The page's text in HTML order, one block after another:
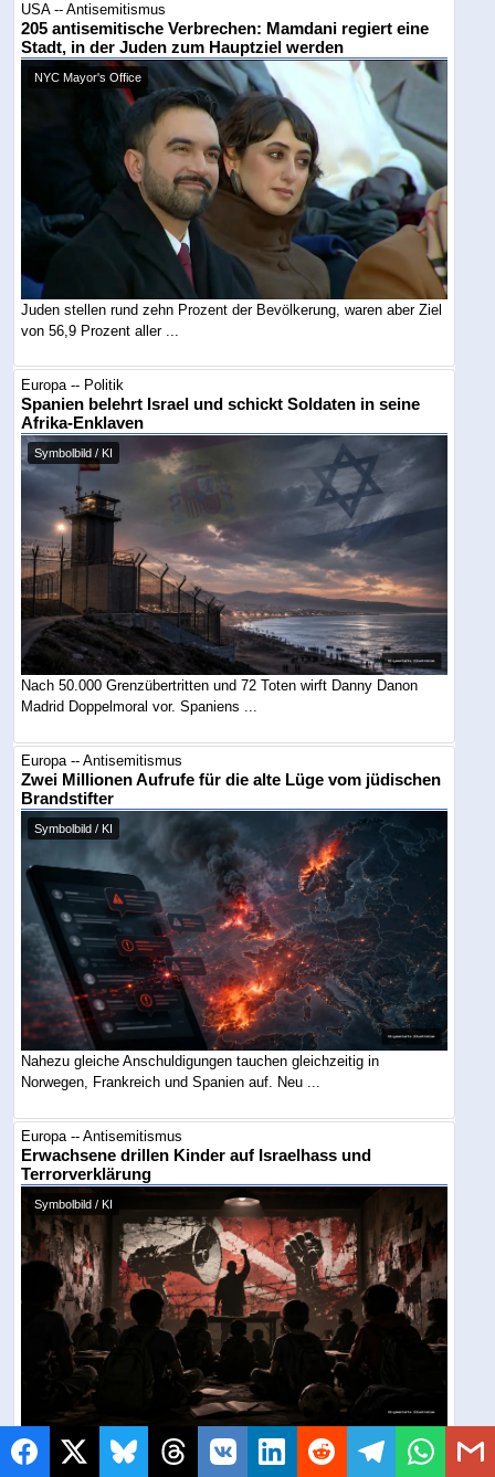
USA -- Antisemitismus
205 antisemitische Verbrechen: Mamdani regiert eine
Stadt, in der Juden zum Hauptziel werden
NYC Mayor's Office
Juden stellen rund zehn Prozent der Bevölkerung, waren aber Ziel
von 56,9 Prozent aller ...
Europa -- Politik
Spanien belehrt Israel und schickt Soldaten in seine
Afrika-Enklaven
Symbolbild / KI
Nach 50.000 Grenzübertritten und 72 Toten wirft Danny Danon
Madrid Doppelmoral vor. Spaniens ...
Europa -- Antisemitismus
Zwei Millionen Aufrufe für die alte Lüge vom jüdischen
Brandstifter
Symbolbild / KI
Nahezu gleiche Anschuldigungen tauchen gleichzeitig in
Norwegen, Frankreich und Spanien auf. Neu ...
Europa -- Antisemitismus
Erwachsene drillen Kinder auf Israelhass und
Terrorverklärung
Symbolbild / KI
Mehr als 100 junge Teilnehmer skandierten unter Anleitung
Erwachsener, sie würden den Zionismus ...